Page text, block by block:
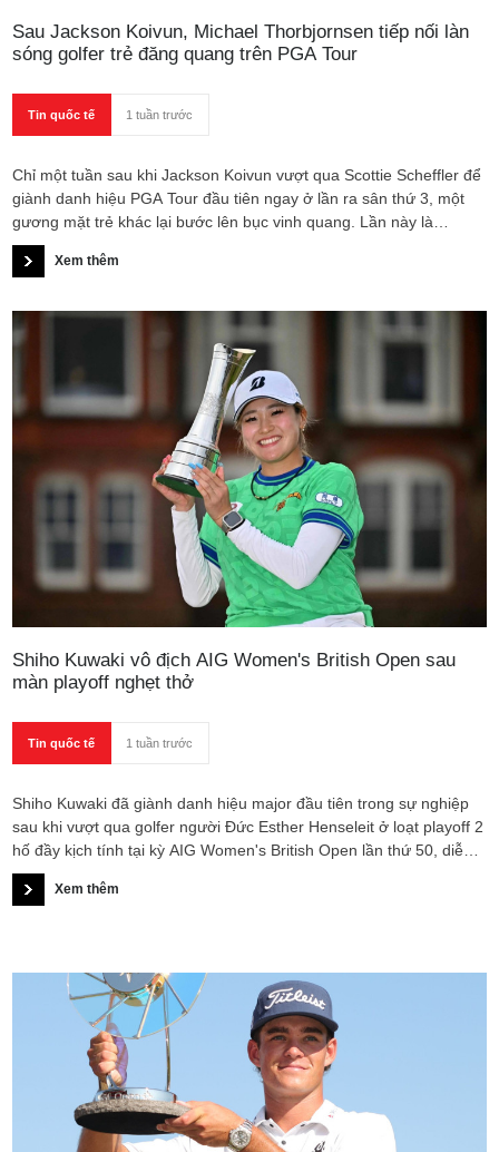
Sau Jackson Koivun, Michael Thorbjornsen tiếp nối làn
sóng golfer trẻ đăng quang trên PGA Tour
Tin quốc tế 1 tuần trước
Chỉ một tuần sau khi Jackson Koivun vượt qua Scottie Scheffler để
giành danh hiệu PGA Tour đầu tiên ngay ở lần ra sân thứ 3, một
gương mặt trẻ khác lại bước lên bục vinh quang. Lần này là
Michael Thorbjornsen, người đánh bại Xander Schauffele để đăng
quang tại Rocket Classic, qua đó có chiến thắng đầu tiên trên PGA
Xem thêm
Shiho Kuwaki vô địch AIG Women's British Open sau
màn playoff nghẹt thở
Tin quốc tế 1 tuần trước
Shiho Kuwaki đã giành danh hiệu major đầu tiên trong sự nghiệp
sau khi vượt qua golfer người Đức Esther Henseleit ở loạt playoff 2
hố đầy kịch tính tại kỳ AIG Women's British Open lần thứ 50, diễn
ra trên sân Royal Lytham & St. Annes.
Xem thêm